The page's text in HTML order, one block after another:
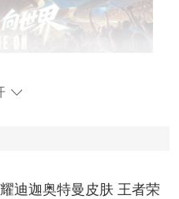
日迪迦奥特曼皮肤 王者荣